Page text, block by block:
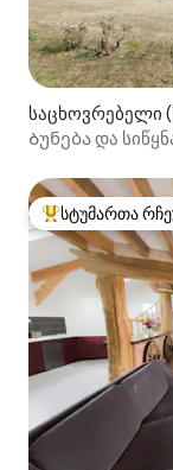
საცხოვრებელი
Ბუნება და
სტუმართა
სტუმართა